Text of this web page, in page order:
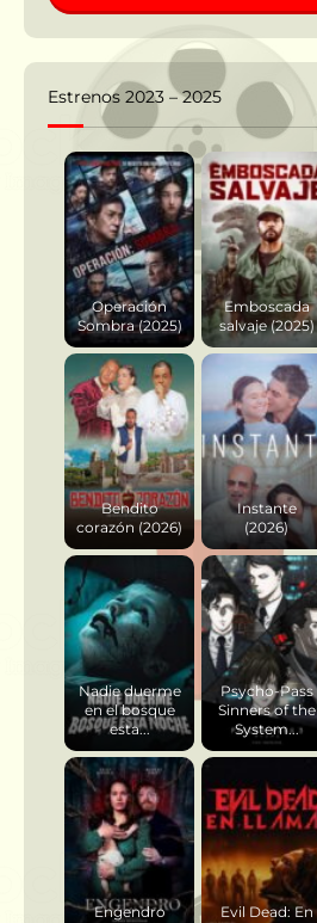
Estrenos 2023 – 2025
Operación
Sombra (2025)
Emboscada
salvaje (2025)
Bendito
corazón (2026)
Instante
(2026)
Nadie duerme
en el bosque
esta...
Psycho-Pass
Sinners of the
System...
Engendro
Evil Dead: En